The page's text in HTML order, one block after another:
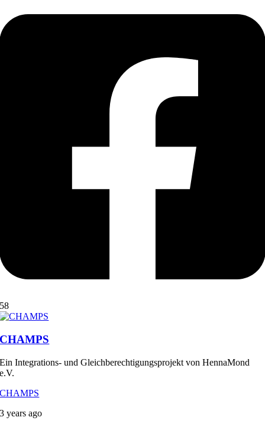
58
CHAMPS
Ein Integrations- und Gleichberechtigungsprojekt von HennaMond
e.V.
CHAMPS
3 years ago